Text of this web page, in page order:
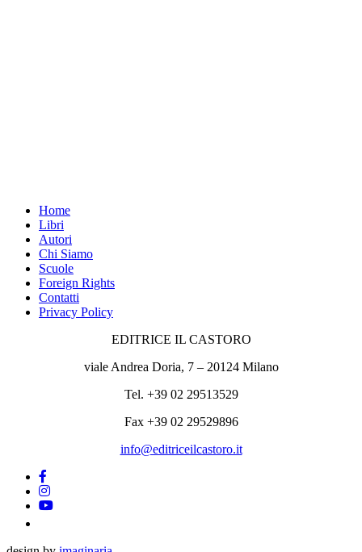
Home
Libri
Autori
Chi Siamo
Scuole
Foreign Rights
Contatti
Privacy Policy
EDITRICE IL CASTORO
viale Andrea Doria, 7 – 20124 Milano
Tel. +39 02 29513529
Fax +39 02 29529896
info@editriceilcastoro.it